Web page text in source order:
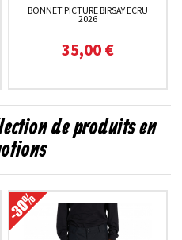
BONNET PICTURE BIRSAY ECRU
2026
35,00 €
de produits en